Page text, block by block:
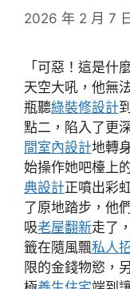
2026 年 2 月 7
「可惡！這是什
天空大吼，他無
瓶聽綠裝修設計
點二，陷入了更
間室內設計地轉
始操作她吧檯上
典設計正噴出彩
了原地踏步，他們
吸老屋翻新走了
籤在隨風飄私人
限的金錢物慾，